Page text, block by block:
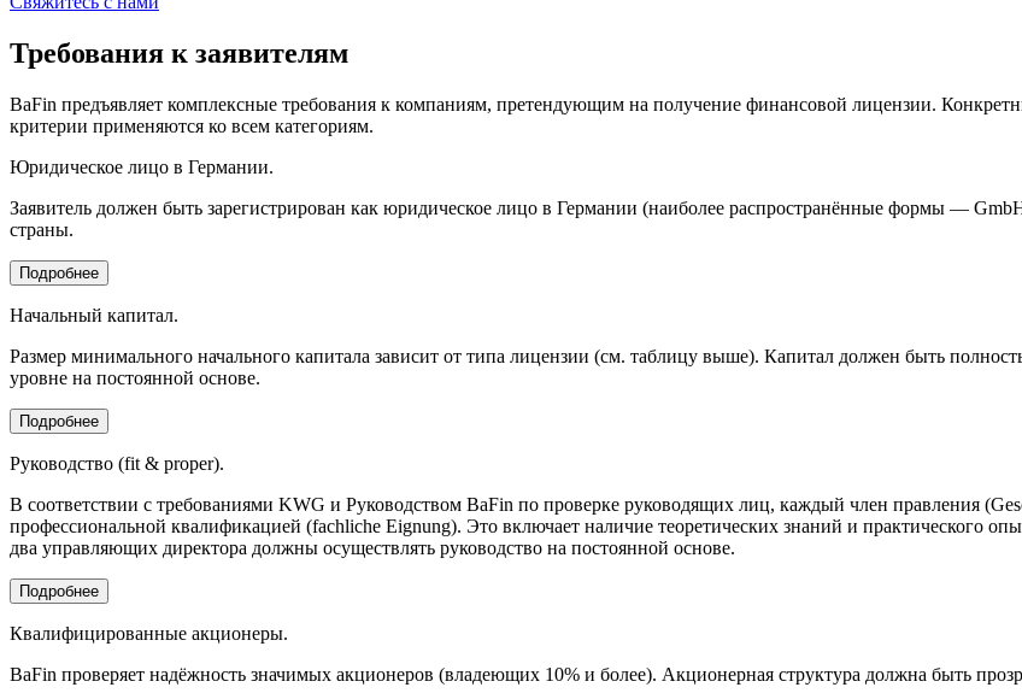
Требования к заявителям
BaFin предъявляет комплексные требования к компаниям, претендующим на получение финансовой лицензии.
критерии применяются ко всем категориям.
Юридическое лицо в Германии.
Заявитель должен быть зарегистрирован как юридическое лицо в Германии (наиболее распространённые формы —
страны.
Подробнее
Начальный капитал.
Размер минимального начального капитала зависит от типа лицензии (см. таблицу выше). Капитал должен быть
уровне на постоянной основе.
Подробнее
Руководство (fit & proper).
В соответствии с требованиями KWG и Руководством BaFin по проверке руководящих лиц, каждый член правления
профессиональной квалификацией (fachliche Eignung). Это включает наличие теоретических знаний и практического
два управляющих директора должны осуществлять руководство на постоянной основе.
Подробнее
Квалифицированные акционеры.
BaFin проверяет надёжность значимых акционеров (владеющих 10% и более). Акционерная структура должна быть